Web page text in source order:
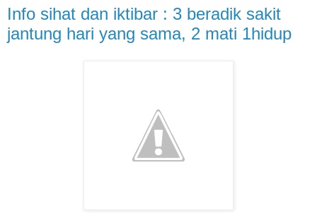
Info sihat dan iktibar : 3 beradik sakit
jantung hari yang sama, 2 mati 1hidup